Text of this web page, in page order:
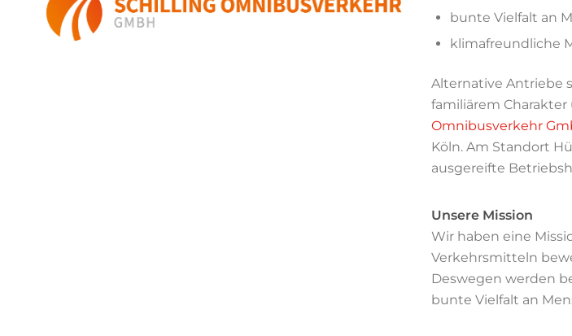
bunte Vielfalt an
klimafreundliche
Alternative Antriebe
familiärem
Omnibusverkehr
Köln. Am Standort
ausgereifte
Unsere Mission
Wir haben eine
Verkehrsmitteln
Deswegen werden
bunte Vielfalt an